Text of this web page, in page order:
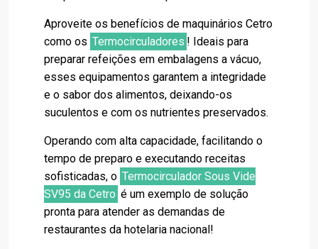
Aproveite os benefícios de maquinários Cetro
como os Termocirculadores ! Ideais para
preparar refeições em embalagens a vácuo,
esses equipamentos garantem a integridade
e o sabor dos alimentos, deixando-os
suculentos e com os nutrientes preservados.
Operando com alta capacidade, facilitando o
tempo de preparo e executando receitas
sofisticadas, o Termocirculador Sous Vide
SV95 da Cetro é um exemplo de solução
pronta para atender as demandas de
restaurantes da hotelaria nacional!